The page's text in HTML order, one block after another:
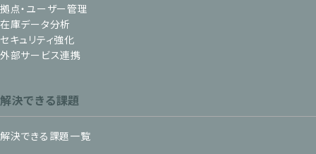
拠点・ユーザー管理
在庫データ分析
セキュリティ強化
外部サービス連携
解決できる課題
解決できる課題一覧